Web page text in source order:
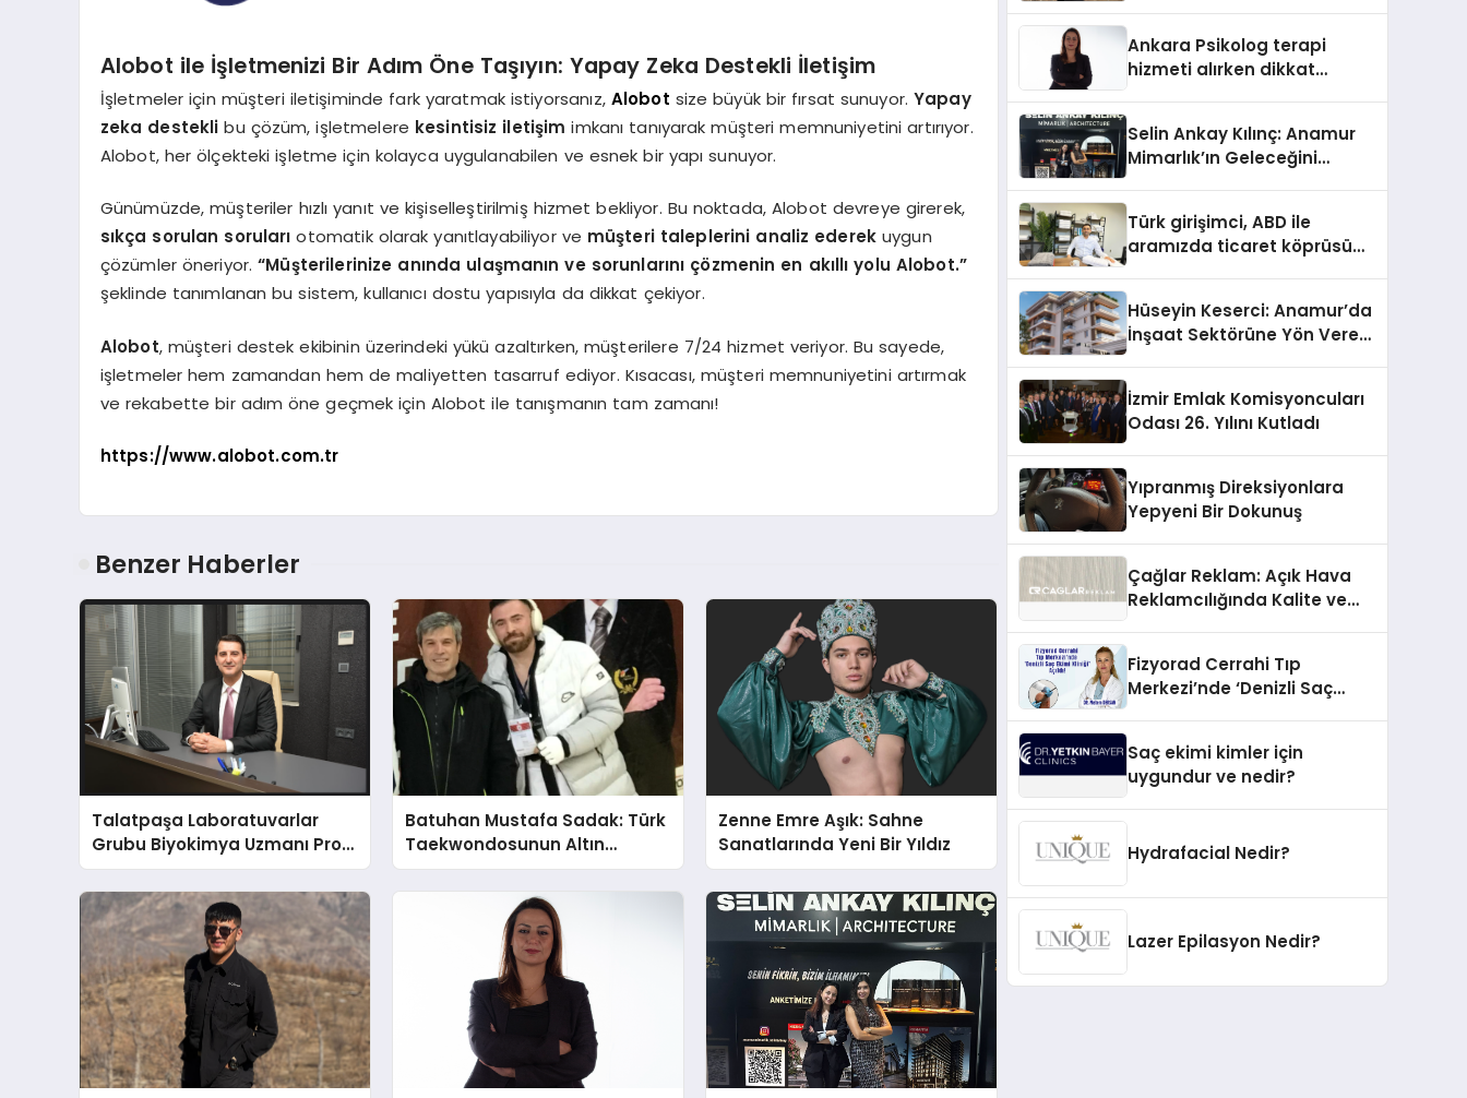
Alobot ile İşletmenizi Bir Adım Öne Taşıyın: Yapay Zeka Destekli İletişim
İşletmeler için müşteri iletişiminde fark yaratmak istiyorsanız, Alobot size büyük bir fırsat sunuyor. Yapay
zeka destekli bu çözüm, işletmelere kesintisiz iletişim imkanı tanıyarak müşteri memnuniyetini artırıyor.
Alobot, her ölçekteki işletme için kolayca uygulanabilen ve esnek bir yapı sunuyor.
Günümüzde, müşteriler hızlı yanıt ve kişiselleştirilmiş hizmet bekliyor. Bu noktada, Alobot devreye girerek,
sıkça sorulan soruları otomatik olarak yanıtlayabiliyor ve müşteri taleplerini analiz ederek uygun
çözümler öneriyor.“Müşterilerinize anında ulaşmanın ve sorunlarını çözmenin en akıllı yolu Alobot.”
şeklinde tanımlanan bu sistem, kullanıcı dostu yapısıyla da dikkat çekiyor.
Alobot, müşteri destek ekibinin üzerindeki yükü azaltırken, müşterilere 7/24 hizmet veriyor. Bu sayede,
işletmeler hem zamandan hem de maliyetten tasarruf ediyor. Kısacası, müşteri memnuniyetini artırmak
ve rekabette bir adım öne geçmek için Alobot ile tanışmanın tam zamanı!
https://www.alobot.com.tr
Benzer Haberler
Talatpaşa Laboratuvarlar
Grubu Biyokimya Uzmanı Prof.
Dr. Ahmet Var
Batuhan Mustafa Sadak: Türk
Taekwondosunun Altın
Yumruğu
Zenne Emre Aşık: Sahne
Sanatlarında Yeni Bir Yıldız
Ankara Psikolog terapi
hizmeti alırken dikkat
Selin Ankay Kılınç: Anamur
Mimarlık’ın Geleceğini
Türk girişimci, ABD ile
aramızda ticaret köprüsü
Hüseyin Keserci: Anamur’da
İnşaat Sektörüne Yön Veren
İzmir Emlak Komisyoncuları
Odası 26. Yılını Kutladı
Yıpranmış Direksiyonlara
Yepyeni Bir Dokunuş
Çağlar Reklam: Açık Hava
Reklamcılığında Kalite ve
Fizyorad Cerrahi Tıp
Merkezi’nde ‘Denizli Saç
Saç ekimi kimler için
uygundur ve nedir?
Hydrafacial Nedir?
Lazer Epilasyon Nedir?